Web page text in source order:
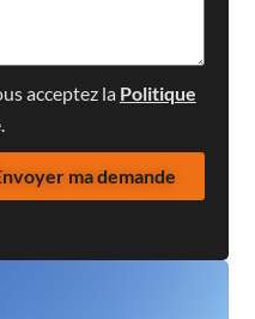
acceptez la Politique
ma demande